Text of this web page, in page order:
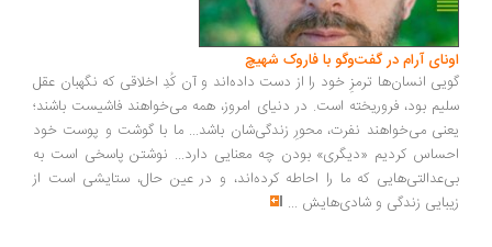
اونای آرام در گفت‌وگو با فاروک شهیچ‭
گویی انسان‌ها ترمزِ خود را از دست داده‌اند و آن کُدِ اخلاقی که نگهبان عقل
سلیم بود، فروریخته است. در دنیای امروز، همه می‌خواهند فاشیست باشند؛
یعنی می‌خواهند نفرت، محورِ زندگی‌شان باشد... ما با گوشت و پوست خود
احساس کردیم «دیگری» بودن چه معنایی دارد... نوشتن پاسخی است به
بی‌عدالتی‌هایی که ما را احاطه کرده‌اند، و در عین حال، ستایشی است از
زیبایی زندگی و شادی‌هایش ...